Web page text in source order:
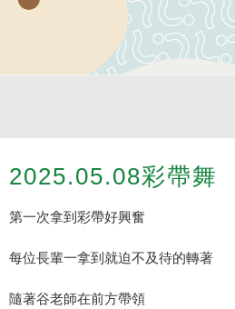
2025.05.08彩帶舞
第一次拿到彩帶好興奮
每位長輩一拿到就迫不及待的轉著
隨著谷老師在前方帶領